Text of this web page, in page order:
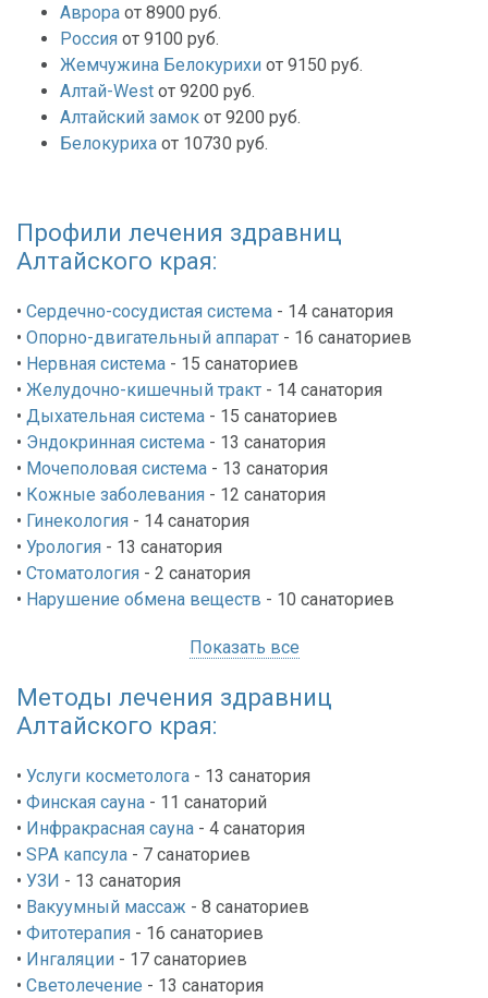
Аврора от 8900 руб.
Россия от 9100 руб.
Жемчужина Белокурихи от 9150 руб.
Алтай-West от 9200 руб.
Алтайский замок от 9200 руб.
Белокуриха от 10730 руб.
Профили лечения здравниц
Алтайского края:
• Сердечно-сосудистая система - 14 санатория
• Опорно-двигательный аппарат - 16 санаториев
• Нервная система - 15 санаториев
• Желудочно-кишечный тракт - 14 санатория
• Дыхательная система - 15 санаториев
• Эндокринная система - 13 санатория
• Мочеполовая система - 13 санатория
• Кожные заболевания - 12 санатория
• Гинекология - 14 санатория
• Урология - 13 санатория
• Стоматология - 2 санатория
• Нарушение обмена веществ - 10 санаториев
Показать все
Методы лечения здравниц
Алтайского края:
• Услуги косметолога - 13 санатория
• Финская сауна - 11 санаторий
• Инфракрасная сауна - 4 санатория
• SPA капсула - 7 санаториев
• УЗИ - 13 санатория
• Вакуумный массаж - 8 санаториев
• Фитотерапия - 16 санаториев
• Ингаляции - 17 санаториев
• Светолечение - 13 санатория